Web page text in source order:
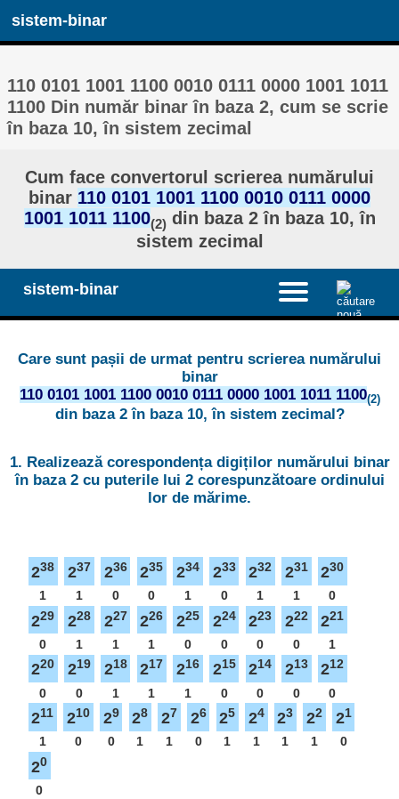
sistem-binar
110 0101 1001 1100 0010 0111 0000 1001 1011
1100 Din număr binar în baza 2, cum se scrie
în baza 10, în sistem zecimal
Cum face convertorul scrierea numărului
binar 110 0101 1001 1100 0010 0111 0000
1001 1011 1100(2) din baza 2 în baza 10, în
sistem zecimal
sistem-binar
Care sunt pașii de urmat pentru scrierea numărului
binar
110 0101 1001 1100 0010 0111 0000 1001 1011 1100(2)
din baza 2 în baza 10, în sistem zecimal?
1. Realizează corespondența digiților numărului binar
în baza 2 cu puterile lui 2 corespunzătoare ordinului
lor de mărime.
238
1
237
1
236
0
235
0
234
1
233
0
232
1
231
1
230
0
229
0
228
1
227
1
226
1
225
0
224
0
223
0
222
0
221
1
220
0
219
0
218
1
217
1
216
1
215
0
214
0
213
0
212
0
211
1
210
0
29
0
28
1
27
1
26
0
25
1
24
1
23
1
22
1
21
0
20
0